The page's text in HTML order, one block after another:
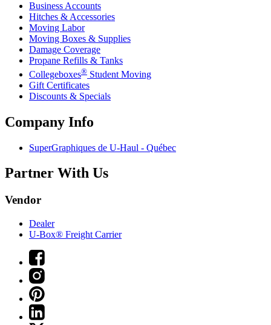
Business Accounts
Hitches & Accessories
Moving Labor
Moving Boxes & Supplies
Damage Coverage
Propane Refills & Tanks
Collegeboxes® Student Moving
Gift Certificates
Discounts & Specials
Company Info
SuperGraphiques de U-Haul - Québec
Partner With Us
Vendor
Dealer
U-Box® Freight Carrier